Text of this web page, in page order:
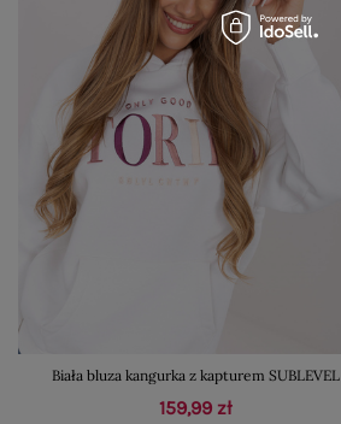
Biała bluza kangurka z kapturem SUBLEVEL
159,99 zł